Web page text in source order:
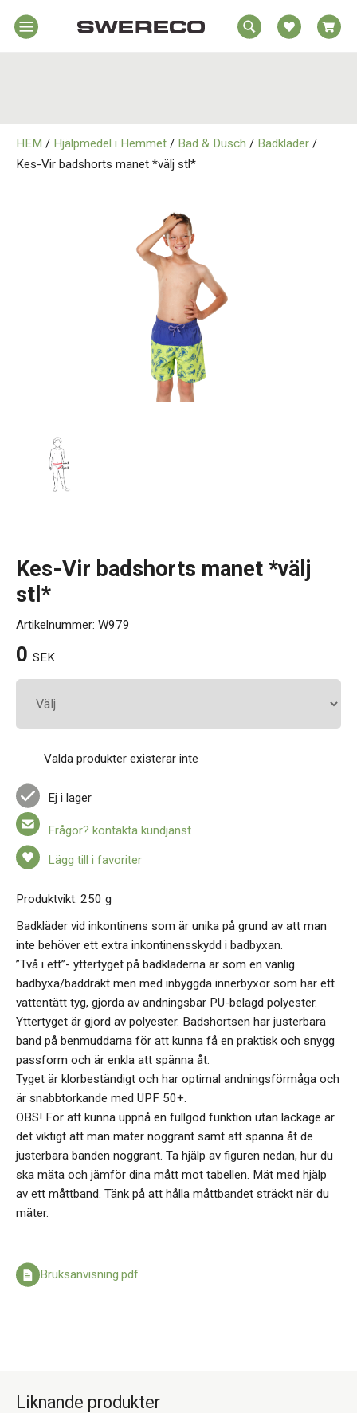
Rörelsehjälpmedel
HEM / Hjälpmedel i Hemmet / Bad & Dusch / Badkläder /
Kes-Vir badshorts manet *välj stl*
Kes-Vir badshorts manet *välj
stl*
Artikelnummer: W979
0 SEK
Valda produkter existerar inte
Ej i lager
Frågor? kontakta kundjänst
Lägg till i favoriter
Produktvikt: 250 g
Badkläder vid inkontinens som är unika på grund av att man
inte behöver ett extra inkontinensskydd i badbyxan.
”Två i ett”- yttertyget på badkläderna är som en vanlig
badbyxa/baddräkt men med inbyggda innerbyxor som har ett
vattentätt tyg, gjorda av andningsbar PU-belagd polyester.
Yttertyget är gjord av polyester. Badshortsen har justerbara
band på benmuddarna för att kunna få en praktisk och snygg
passform och är enkla att spänna åt.
Tyget är klorbeständigt och har optimal andningsförmåga och
är snabbtorkande med UPF 50+.
OBS! För att kunna uppnå en fullgod funktion utan läckage är
det viktigt att man mäter noggrant samt att spänna åt de
justerbara banden noggrant. Ta hjälp av figuren nedan, hur du
ska mäta och jämför dina mått mot tabellen. Mät med hjälp
av ett måttband. Tänk på att hålla måttbandet sträckt när du
mäter.
Bruksanvisning.pdf
Liknande produkter